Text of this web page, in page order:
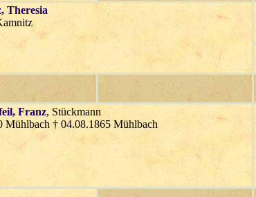
, Theresia
, Franz, Stückmann
Mühlbach † 04.08.1865 Mühlbach